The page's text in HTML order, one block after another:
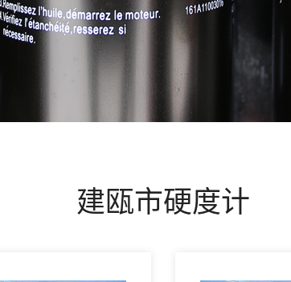
建瓯市硬度计